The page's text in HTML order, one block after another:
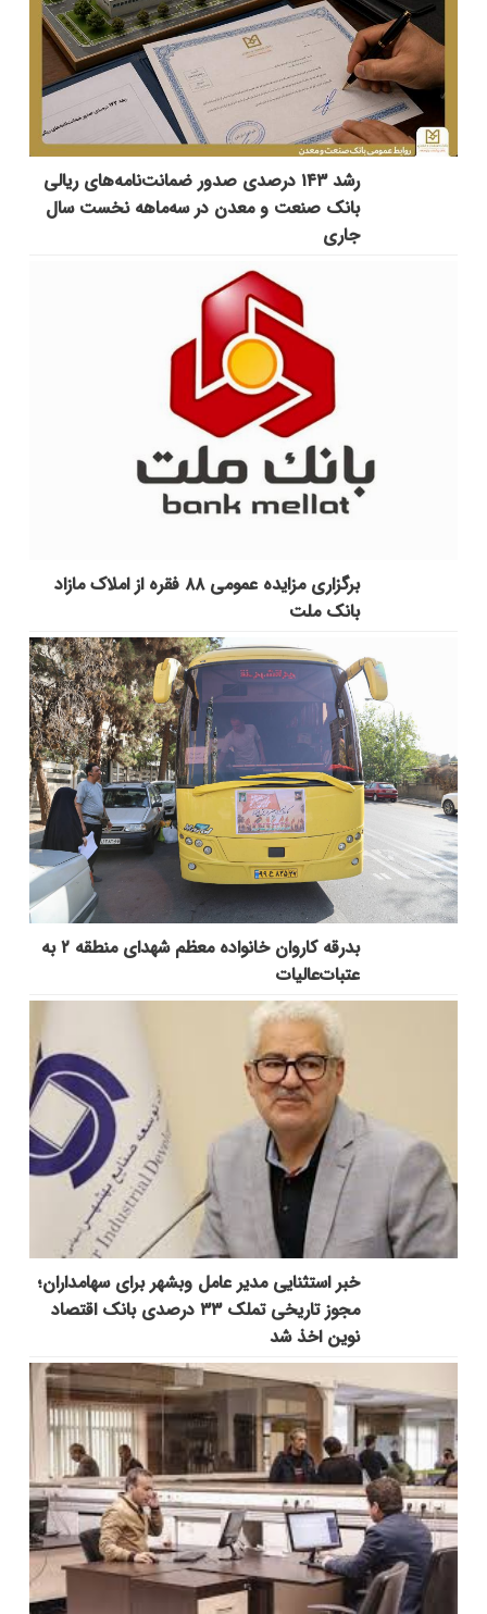
رشد ۱۴۳ درصدی صدور ضمانت‌نامه‌های ریالی
بانک صنعت و معدن در سه‌ماهه نخست سال
جاری
برگزاری مزایده عمومی ۸۸ فقره از املاک مازاد
بانک ملت
بدرقه کاروان خانواده معظم شهدای منطقه ۲ به
عتبات‌عالیات
خبر استثنایی مدیر عامل وبشهر برای سهامداران؛
مجوز تاریخی تملک ۳۳ درصدی بانک اقتصاد
نوین اخذ شد